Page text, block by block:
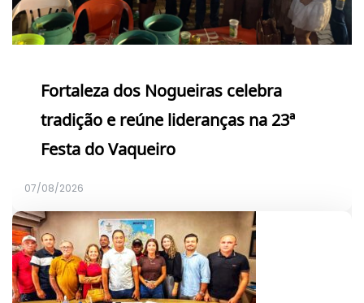
Fortaleza dos Nogueiras celebra
tradição e reúne lideranças na 23ª
Festa do Vaqueiro
07/08/2026